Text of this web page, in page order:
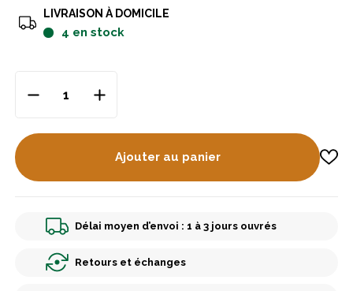
LIVRAISON À DOMICILE
4 en stock
Ajouter au panier
Délai moyen d’envoi : 1 à 3 jours ouvrés
Retours et échanges